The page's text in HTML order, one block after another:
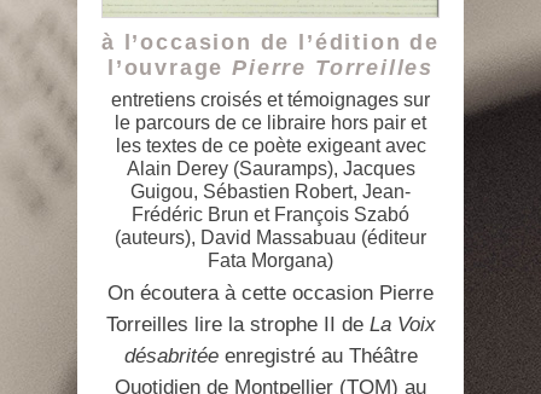
à l’occasion de l’édition de
l’ouvragePierre Torreilles
entretiens croisés et témoignages sur
le parcours de ce libraire hors pair et
les textes de ce poète exigeant avec
Alain Derey (Sauramps), Jacques
Guigou, Sébastien Robert, Jean-
Frédéric Brun et François Szabó
(auteurs), David Massabuau (éditeur
Fata Morgana)
On écoutera à cette occasion Pierre
Torreilles lire la strophe II de La Voix
désabritéeenregistré au Théâtre
Quotidien de Montpellier (TQM) au